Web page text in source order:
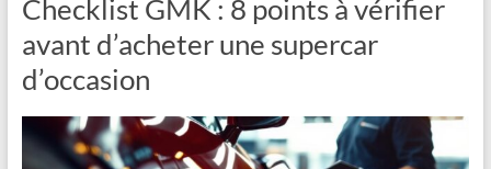
Checklist GMK : 8 points à vérifier
avant d’acheter une supercar
d’occasion